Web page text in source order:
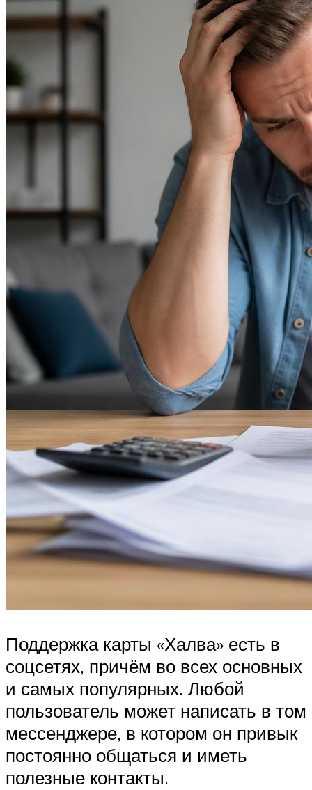
Поддержка карты «Халва» есть в
соцсетях, причём во всех основных
и самых популярных. Любой
пользователь может написать в том
мессенджере, в котором он привык
постоянно общаться и иметь
полезные контакты.